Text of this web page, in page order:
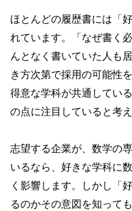
ほとんどの履歴書には「
れています。「なぜ書く
んとなく書いていた人も
き方次第で採用の可能性
得意な学科が共通してい
の点に注目していると考え
志望する企業が、数学の
いるなら、好きな学科に
く影響します。しかし「
るのかその意図を知って